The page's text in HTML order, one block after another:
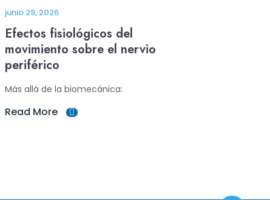
junio 29, 2026
Efectos fisiológicos del
movimiento sobre el nervio
periférico
Más allá de la biomecánica:
Read More